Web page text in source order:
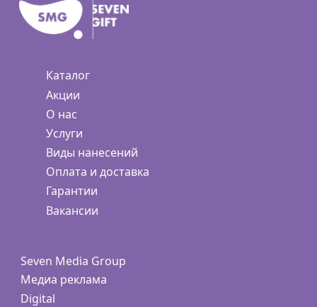
Каталог
Акции
О нас
Услуги
Виды нанесений
Оплата и доставка
Гарантии
Вакансии
Seven Media Group
Медиа реклама
Digital